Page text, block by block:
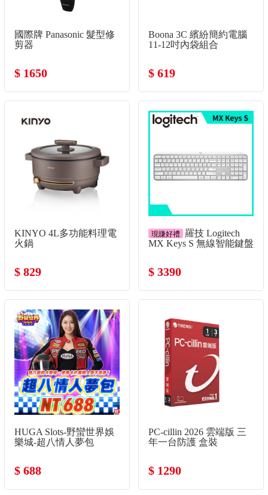
國際牌 Panasonic 髮型修
剪器
$ 1650
Boona 3C 繽紛簡約電腦
11-12吋內袋組合
$ 619
KINYO 4L多功能料理電
火鍋
$ 829
現賺好禮
羅技 Logitech
MX Keys S 無線智能鍵盤
$ 3390
HUGA Slots-野蠻世界娛
樂城-超八情人夢包
$ 688
PC-cillin 2026 雲端版 三
年一台防護 盒裝
$ 1290